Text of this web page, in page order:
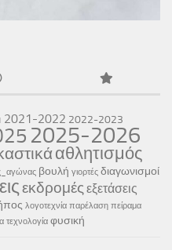
2021-2022 2022-2023
2025-2026
αθλητισμός
βουλή γιορτές διαγωνισμοί
εκδρομές εξετάσεις
λογοτεχνία παρέλαση πείραμα
τεχνολογία φυσική